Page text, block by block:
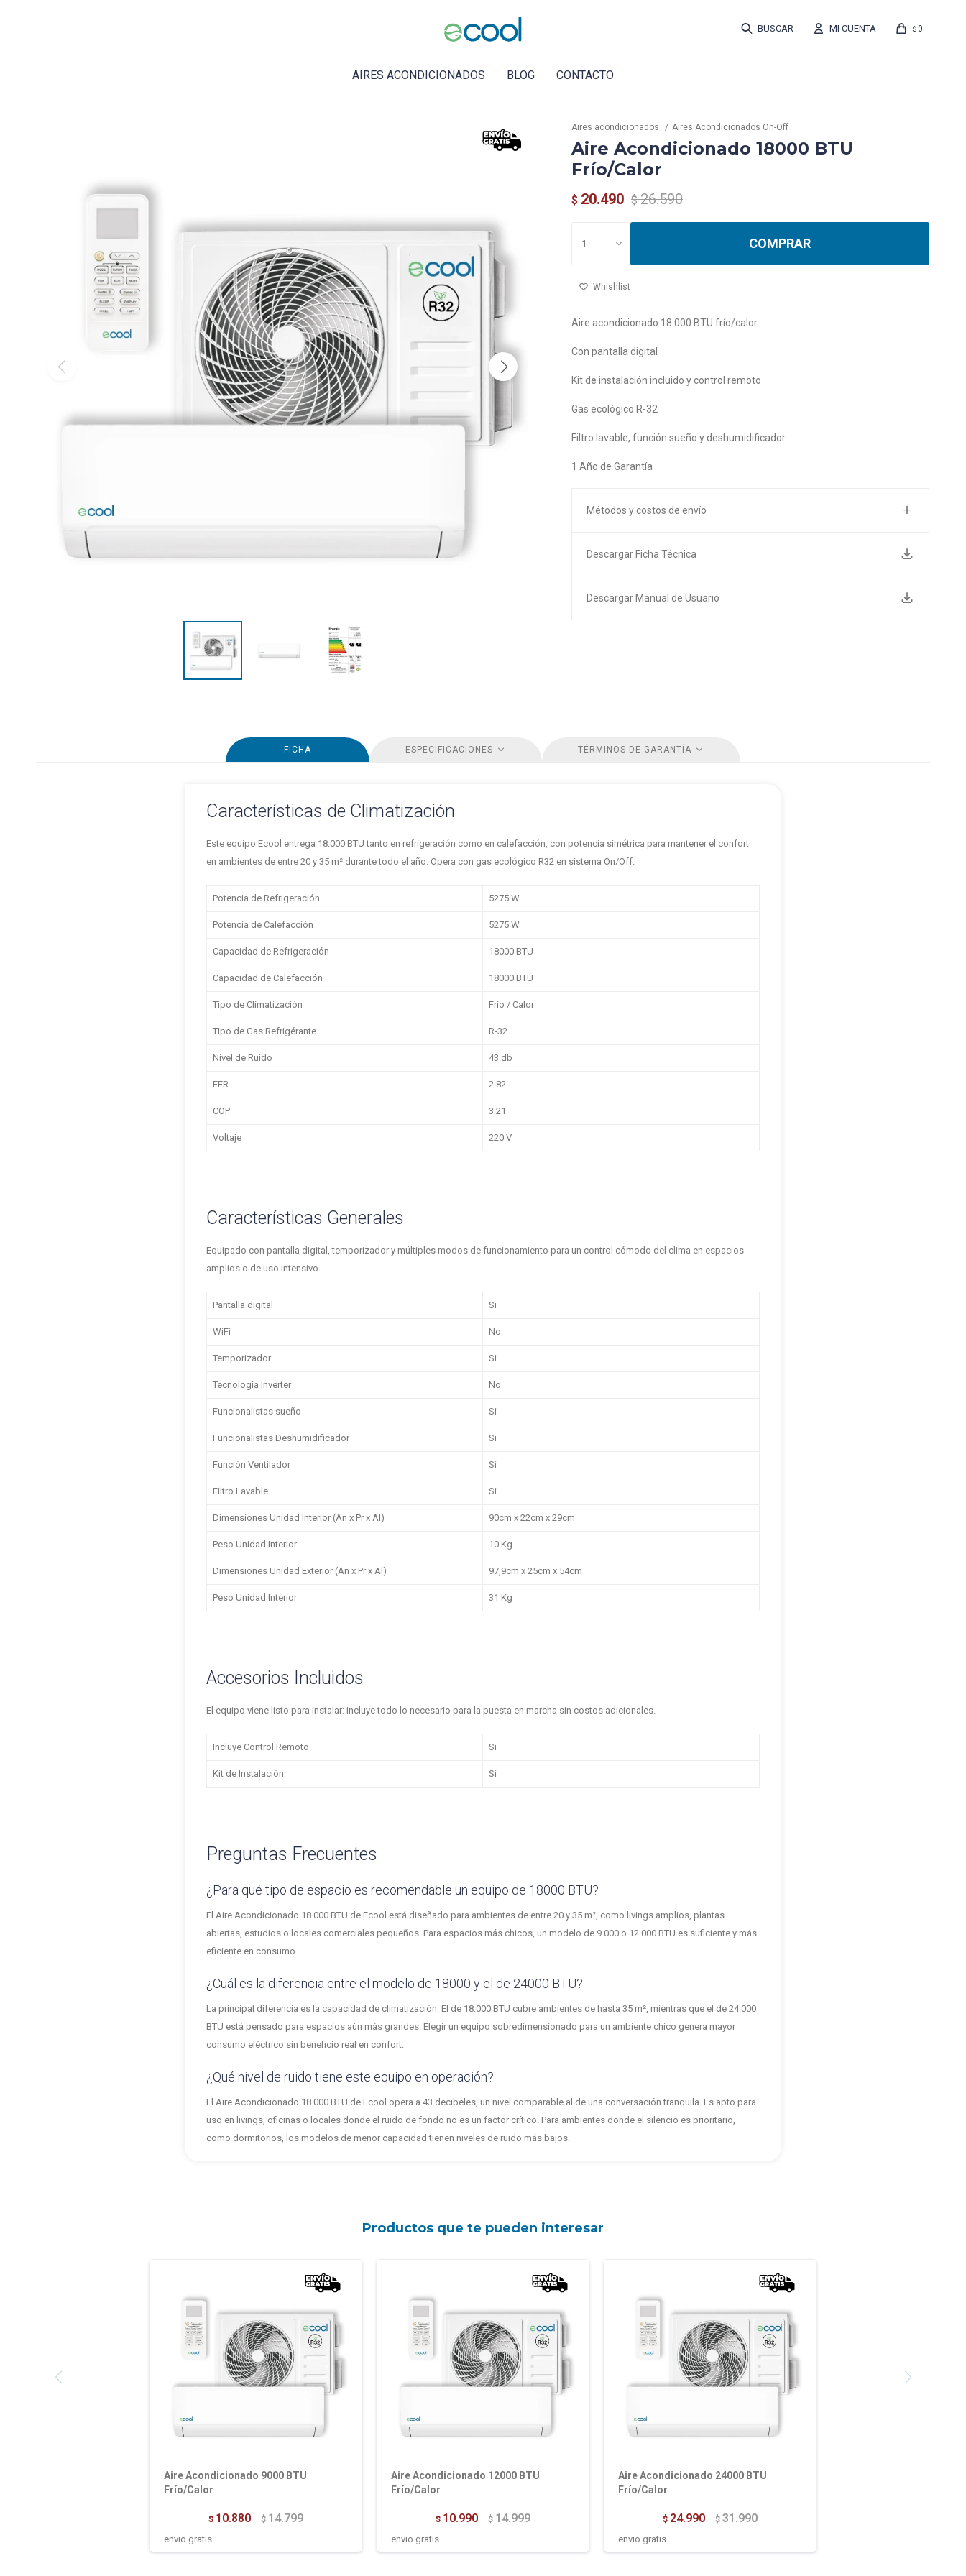
AIRES ACONDICIONADOS BLOG CONTACTO
$0
Aires acondicionados Aires Acondicionados On-Off
Aire Acondicionado 18000 BTU
Frío/Calor
$ 20.490 $ 26.590
1 COMPRAR
Aire acondicionado 18.000 BTU frío/calor
Con pantalla digital
Kit de instalación incluido y control remoto
Gas ecológico R-32
Filtro lavable, función sueño y deshumidificador
1 Año de Garantía
Métodos y costos de envío
Descargar Ficha Técnica
Descargar Manual de Usuario
FICHA ESPECIFICACIONES TÉRMINOS DE GARANTÍA
Características de Climatización
Este equipo Ecool entrega 18.000 BTU tanto en refrigeración como en calefacción, con potencia simétrica para mantener el confort
en ambientes de entre 20 y 35 m² durante todo el año. Opera con gas ecológico R32 en sistema On/Off.
Potencia de Refrigeración 5275 W
Potencia de Calefacción 5275 W
Capacidad de Refrigeración 18000 BTU
Capacidad de Calefacción 18000 BTU
Tipo de Climatízación Frío / Calor
Tipo de Gas Refrigérante R-32
Nivel de Ruido 43 db
EER 2.82
COP 3.21
Voltaje 220 V
Características Generales
Equipado con pantalla digital, temporizador y múltiples modos de funcionamiento para un control cómodo del clima en espacios
amplios o de uso intensivo.
Pantalla digital Si
WiFi No
Temporizador Si
Tecnologia Inverter No
Funcionalistas sueño Si
Funcionalistas Deshumidificador Si
Función Ventilador Si
Filtro Lavable Si
Dimensiones Unidad Interior (An x Pr x Al) 90cm x 22cm x 29cm
Peso Unidad Interior 10 Kg
Dimensiones Unidad Exterior (An x Pr x Al) 97,9cm x 25cm x 54cm
Peso Unidad Interior 31 Kg
Accesorios Incluidos
El equipo viene listo para instalar: incluye todo lo necesario para la puesta en marcha sin costos adicionales.
Incluye Control Remoto Si
Kit de Instalación Si
Preguntas Frecuentes
¿Para qué tipo de espacio es recomendable un equipo de 18000 BTU?
El Aire Acondicionado 18.000 BTU de Ecool está diseñado para ambientes de entre 20 y 35 m², como livings amplios, plantas
abiertas, estudios o locales comerciales pequeños. Para espacios más chicos, un modelo de 9.000 o 12.000 BTU es suficiente y más
eficiente en consumo.
¿Cuál es la diferencia entre el modelo de 18000 y el de 24000 BTU?
La principal diferencia es la capacidad de climatización. El de 18.000 BTU cubre ambientes de hasta 35 m², mientras que el de 24.000
BTU está pensado para espacios aún más grandes. Elegir un equipo sobredimensionado para un ambiente chico genera mayor
consumo eléctrico sin beneficio real en confort.
¿Qué nivel de ruido tiene este equipo en operación?
El Aire Acondicionado 18.000 BTU de Ecool opera a 43 decibeles, un nivel comparable al de una conversación tranquila. Es apto para
uso en livings, oficinas o locales donde el ruido de fondo no es un factor crítico. Para ambientes donde el silencio es prioritario,
como dormitorios, los modelos de menor capacidad tienen niveles de ruido más bajos.
Productos que te pueden interesar
Aire Acondicionado 9000 BTU
Frío/Calor
$ 10.880 $ 14.799
envio gratis
Aire Acondicionado 12000 BTU
Frío/Calor
$ 10.990 $ 14.999
envio gratis
Aire Acondicionado 24000 BTU
Frío/Calor
$ 24.990 $ 31.990
envio gratis